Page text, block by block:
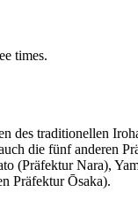
times.
des traditionellen
die fünf anderen
(Präfektur Nara),
Präfektur Ōsaka).